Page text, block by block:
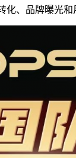
化、品牌曝光和